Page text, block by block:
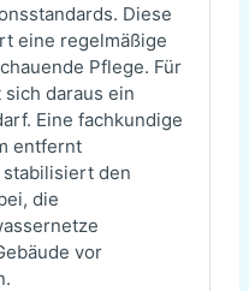
Diese
eine regelmäßige
Pflege. Für
daraus ein
Eine fachkundige
entfernt
den
die
vor